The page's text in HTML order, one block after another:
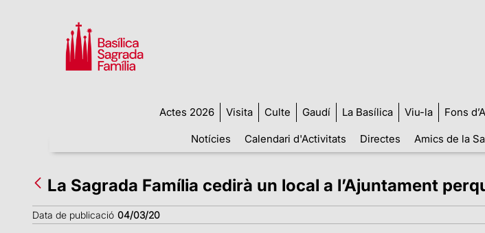
Actes 2026 Visita Culte Gaudí La Basílica Viu-la Fons
Notícies
Calendari d'Activitats Directes Amics de la
La Sagrada Família cedirà un local a l’Ajuntament
Data de publicació 04/03/20